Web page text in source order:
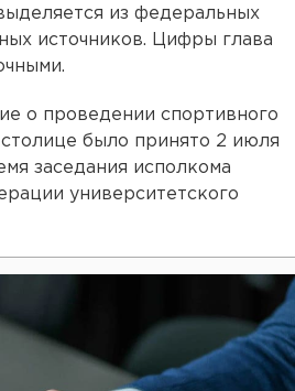
из федеральных
источников. Цифры глава
о проведении спортивного
было принято 2 июля
заседания исполкома
университетского